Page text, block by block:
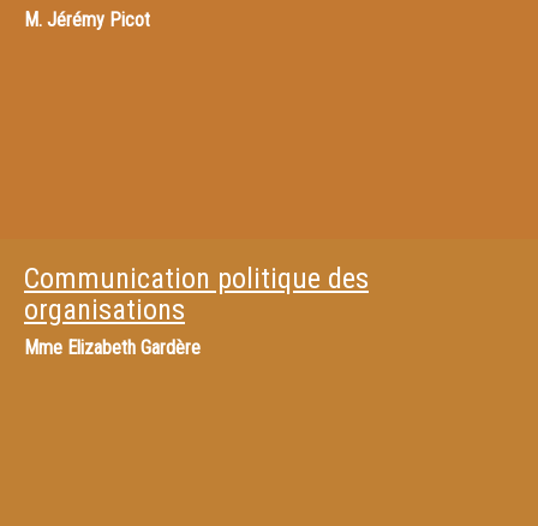
M. Jérémy Picot
Communication politique des
organisations
Mme Elizabeth Gardère